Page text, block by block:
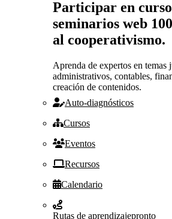
Participar en
seminarios web
al cooperativismo.
Aprenda de expertos en temas
administrativos, contables,
creación de contenidos.
Auto-diagnósticos
Cursos
Eventos
Recursos
Calendario
Rutas de aprendizajepronto